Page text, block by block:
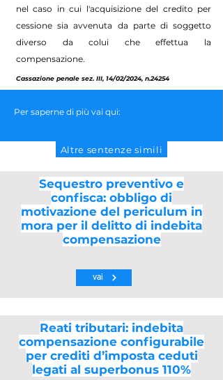
nel caso in cui l'acquisizione del credito per
cessione sia avvenuta da parte di soggetto
diverso da colui che effettua la
compensazione.
Cassazione penale sez. III, 14/02/2024, n.24254
Per saperne di più vai qui:
Altre sentenze simili
Sequestro preventivo e
confisca: obbligo di
motivazione del periculum in
mora per il delitto di indebita
compensazione
vai
Reati tributari: indebita
compensazione configurabile
per crediti d’imposta ceduti
legati al superbonus 110%